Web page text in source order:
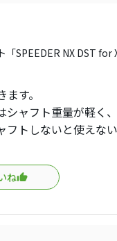
SPEEDER NX DST for
す。
ャフト重量が軽く
トしないと使えない
ちでも球は拾いやす
れると選択の幅が
ね